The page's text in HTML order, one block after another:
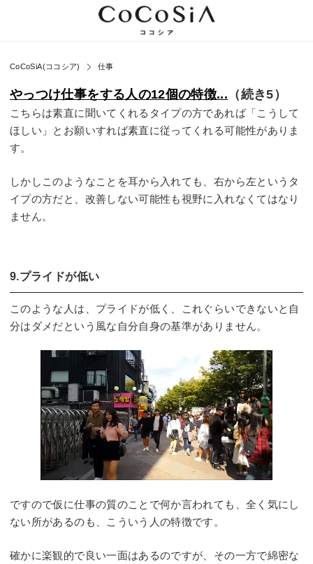
CoCoSiA(ココシア) 仕事
やっつけ仕事をする人の12個の特徴... （続き5）
こちらは素直に聞いてくれるタイプの方であれば「こうして
ほしい」とお願いすれば素直に従ってくれる可能性がありま
す。
しかしこのようなことを耳から入れても、右から左というタ
イプの方だと、改善しない可能性も視野に入れなくてはなり
ません。
9.プライドが低い
このような人は、プライドが低く、これぐらいできないと自
分はダメだという風な自分自身の基準がありません。
ですので仮に仕事の質のことで何か言われても、全く気にし
ない所があるのも、こういう人の特徴です。
確かに楽観的で良い一面はあるのですが、その一方で綿密な